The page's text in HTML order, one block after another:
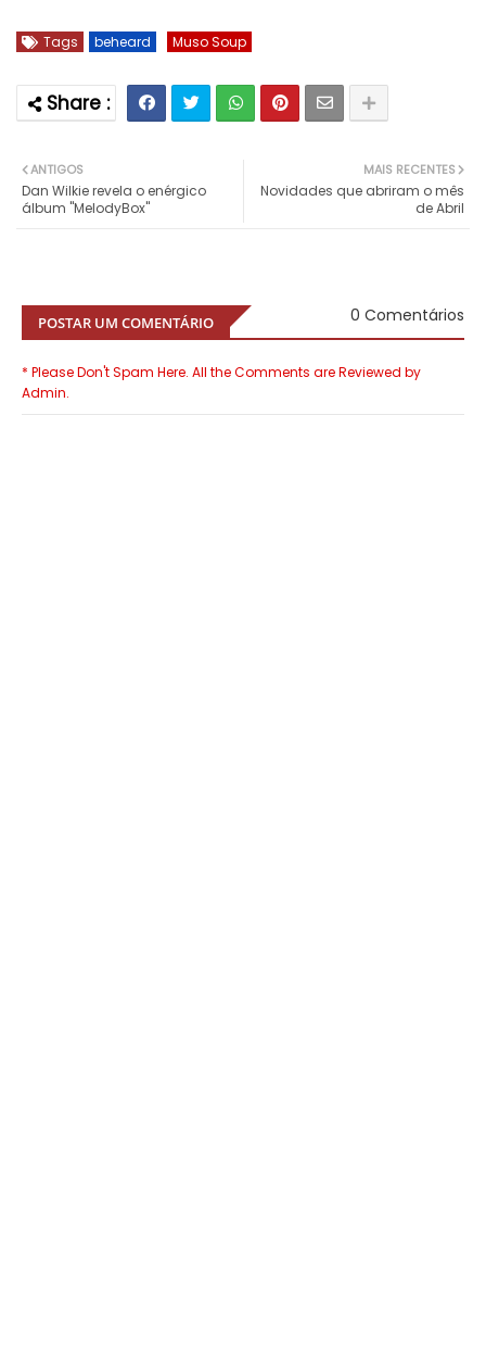
Tags beheard Muso Soup
MAIS RECENTES
Novidades que abriram o mês
de Abril
ANTIGOS
Dan Wilkie revela o enérgico
álbum "MelodyBox"
POSTAR UM COMENTÁRIO 0 Comentários
* Please Don't Spam Here. All the Comments are Reviewed by
Admin.